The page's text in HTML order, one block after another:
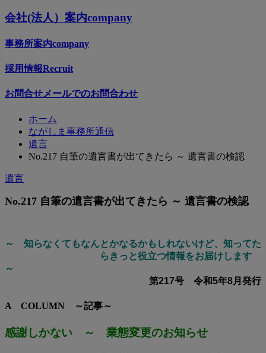
会社(法人）案内company
事務所案内company
採用情報Recruit
お問合せメールでのお問合わせ
ホーム
ながしま事務所通信
遺言
No.217 自筆の遺言書が出てきたら ～ 遺言書の検認
遺言
No.217 自筆の遺言書が出てきたら ～ 遺言書の検認
～ 知らなくてもなんとかなるかもしれないけど、知ってた
らきっと役立つ情報をお届けします
～
第217号 令和5年8月発行
A COLUMN ～記事～
感謝しかない ～ 業態変更のお知らせ